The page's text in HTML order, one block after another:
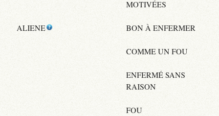
MOTIVÉES
ALIENE BON À ENFERMER
COMME UN FOU
ENFERMÉ SANS
RAISON
FOU